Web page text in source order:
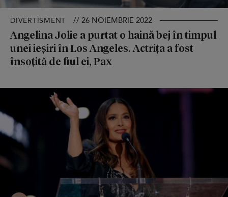
DIVERTISMENT // 26 NOIEMBRIE 2022
Angelina Jolie a purtat o haină bej în timpul
unei ieșiri în Los Angeles. Actrița a fost
însoțită de fiul ei, Pax